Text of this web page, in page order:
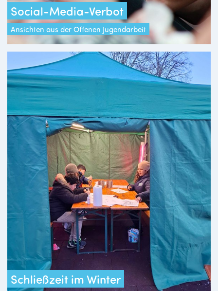
Social-Media-Verbot
Ansichten aus der Offenen Jugendarbeit
Schließzeit im Winter